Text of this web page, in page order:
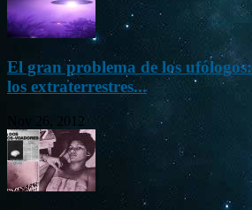
El gran problema de los
los extraterrestres...
Nov 26, 2012